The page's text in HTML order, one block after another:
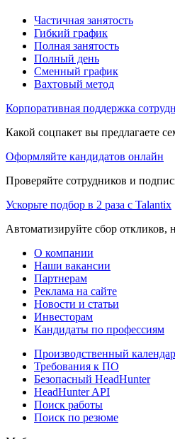
Частичная занятость
Гибкий график
Полная занятость
Полный день
Сменный график
Вахтовый метод
Корпоративная поддержка
Какой соцпакет вы предлагаете
Оформляйте кандидатов онлайн
Проверяйте сотрудников и
Ускорьте подбор в 2 раза с Talantix
Автоматизируйте сбор откликов,
О компании
Наши вакансии
Партнерам
Реклама на сайте
Новости и статьи
Инвесторам
Кандидаты по профессиям
Производственный
Требования к ПО
Безопасный HeadHunter
HeadHunter API
Поиск работы
Поиск по резюме